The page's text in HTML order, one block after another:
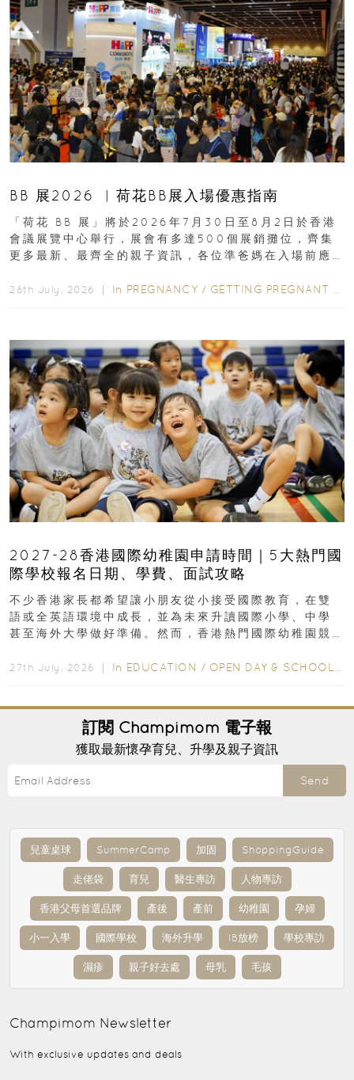
BB 展2026 ︳荷花BB展入場優惠指南
「荷花 BB 展」將於2026年7月30日至8月2日於香港
會議展覽中心舉行，展會有多達500個展銷攤位，齊集
更多最新、最齊全的親子資訊，各位準爸媽在入場前應
28th July, 2026 ｜ In PREGNANCY / GETTING PREGNANT
2027-28香港國際幼稚園申請時間｜5大熱門國
際學校報名日期、學費、面試攻略
不少香港家長都希望讓小朋友從小接受國際教育，在雙
語或全英語環境中成長，並為未來升讀國際小學、中學
甚至海外大學做好準備。然而，香港熱門國際幼稚園競
27th July, 2026 ｜ In EDUCATION / OPEN DAY & SCHOOL EVENTS
訂閱 Champimom 電子報
獲取最新懷孕育兒、升學及親子資訊
Send
兒童桌球 SummerCamp 加固 ShoppingGuide
走佬袋 育兒 醫生專訪 人物專訪
香港父母首選品牌 產後 產前 幼稚園 孕婦
小一入學 國際學校 海外升學 IB放榜 學校專訪
濕疹 親子好去處 母乳 毛孩
Champimom Newsletter
With exclusive updates and deals